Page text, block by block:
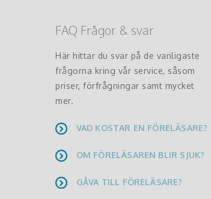
FAQ Frågor & svar
Här hittar du svar på de vanligaste
frågorna kring vår service, såsom
priser, förfrågningar samt mycket
mer.
VAD KOSTAR EN FÖRELÄSARE?
OM FÖRELÄSAREN BLIR SJUK?
GÅVA TILL FÖRELÄSARE?